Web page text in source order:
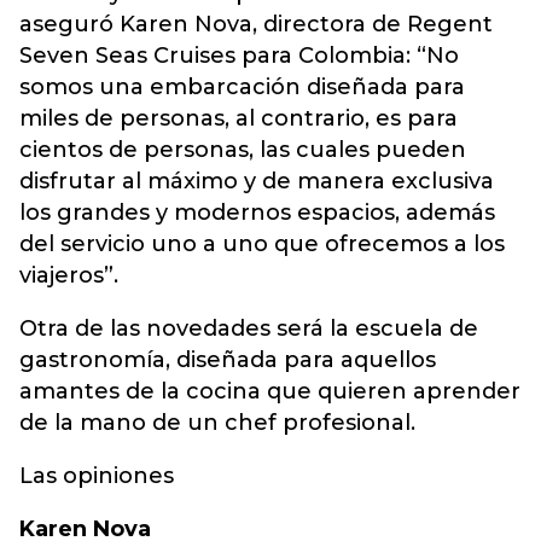
aseguró Karen Nova, directora de Regent
Seven Seas Cruises para Colombia: “No
somos una embarcación diseñada para
miles de personas, al contrario, es para
cientos de personas, las cuales pueden
disfrutar al máximo y de manera exclusiva
los grandes y modernos espacios, además
del servicio uno a uno que ofrecemos a los
viajeros”.
Otra de las novedades será la escuela de
gastronomía, diseñada para aquellos
amantes de la cocina que quieren aprender
de la mano de un chef profesional.
Las opiniones
Karen Nova